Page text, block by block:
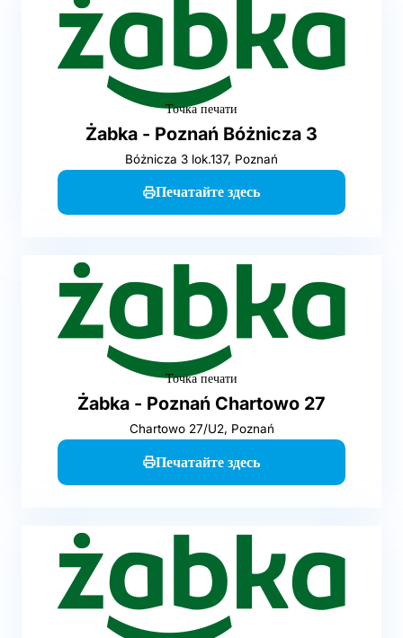
Точка печати
Żabka - Poznań Bóżnicza 3
Bóżnicza 3 lok.137, Poznań
Печатайте здесь
Точка печати
Żabka - Poznań Chartowo 27
Chartowo 27/U2, Poznań
Печатайте здесь